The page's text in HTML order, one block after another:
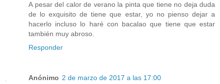
A pesar del calor de verano la pinta que tiene no deja duda
de lo exquisito de tiene que estar, yo no pienso dejar a
hacerlo incluso lo haré con bacalao que tiene que estar
también muy abroso.
Responder
Anónimo 2 de marzo de 2017 a las 17:00